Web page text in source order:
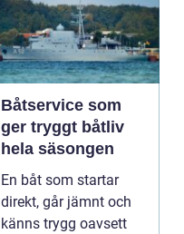
Båtservice som
ger tryggt båtliv
hela säsongen
En båt som startar
direkt, går jämnt och
känns trygg oavsett